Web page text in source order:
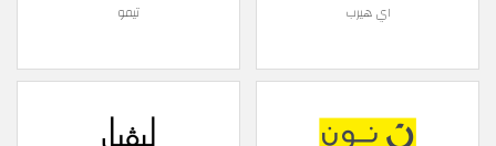
اي هيرب تيمو